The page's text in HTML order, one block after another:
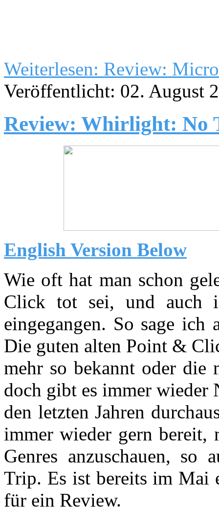
Weiterlesen: Review:
Veröffentlicht: 02. August
Review: Whirlight: No
English Version Below
Wie oft hat man schon
Click tot sei,­ und auch
eingegangen. So sage ich
Die guten alten Point &
mehr so bekannt oder die
doch gibt es immer wieder
den letzten Jahren
immer wieder gern bereit,
Genres anzuschauen,
Trip. Es ist bereits im Mai
für ein Review.